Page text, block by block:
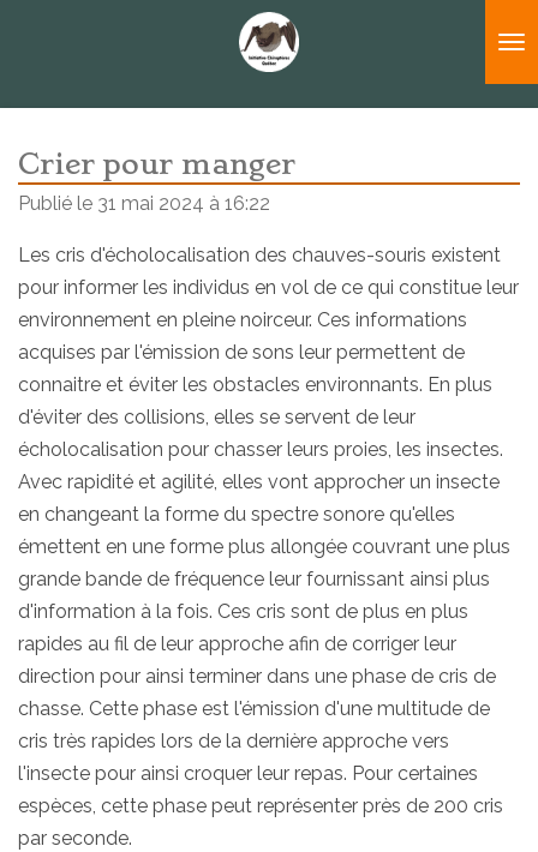
Crier pour manger
Publié le 31 mai 2024 à 16:22
Les cris d'écholocalisation des chauves-souris existent
pour informer les individus en vol de ce qui constitue leur
environnement en pleine noirceur. Ces informations
acquises par l'émission de sons leur permettent de
connaitre et éviter les obstacles environnants. En plus
d'éviter des collisions, elles se servent de leur
écholocalisation pour chasser leurs proies, les insectes.
Avec rapidité et agilité, elles vont approcher un insecte
en changeant la forme du spectre sonore qu'elles
émettent en une forme plus allongée couvrant une plus
grande bande de fréquence leur fournissant ainsi plus
d'information à la fois. Ces cris sont de plus en plus
rapides au fil de leur approche afin de corriger leur
direction pour ainsi terminer dans une phase de cris de
chasse. Cette phase est l'émission d'une multitude de
cris très rapides lors de la dernière approche vers
l'insecte pour ainsi croquer leur repas. Pour certaines
espèces, cette phase peut représenter près de 200 cris
par seconde.